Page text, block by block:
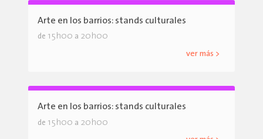
Arte en los barrios: stands culturales
de 15h00 a 20h00
ver más >
Arte en los barrios: stands culturales
de 15h00 a 20h00